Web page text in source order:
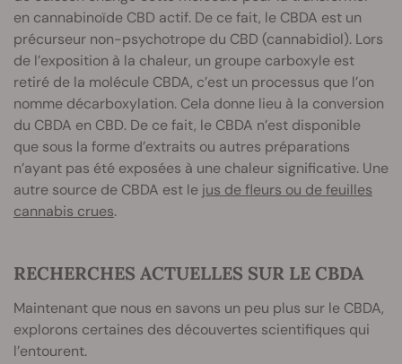
en cannabinoïde CBD actif. De ce fait, le CBDA est un
précurseur non-psychotrope du CBD (cannabidiol). Lors
de l’exposition à la chaleur, un groupe carboxyle est
retiré de la molécule CBDA, c’est un processus que l’on
nomme décarboxylation. Cela donne lieu à la conversion
du CBDA en CBD. De ce fait, le CBDA n’est disponible
que sous la forme d’extraits ou autres préparations
n’ayant pas été exposées à une chaleur significative. Une
autre source de CBDA est le jus de fleurs ou de feuilles
cannabis crues.
RECHERCHES ACTUELLES SUR LE CBDA
Maintenant que nous en savons un peu plus sur le CBDA,
explorons certaines des découvertes scientifiques qui
l’entourent.